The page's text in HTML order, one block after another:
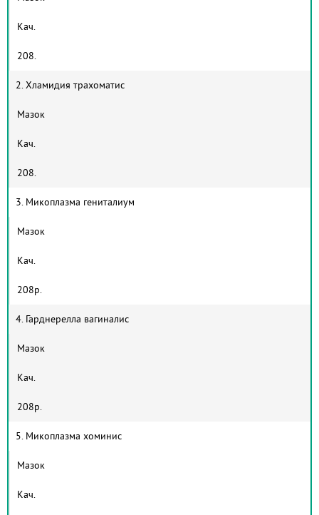
Кач.
208.
2. Хламидия трахоматис
Мазок
Кач.
208.
3. Микоплазма гениталиум
Мазок
Кач.
208р.
4. Гарднерелла вагиналис
Мазок
Кач.
208р.
5. Микоплазма хоминис
Мазок
Кач.